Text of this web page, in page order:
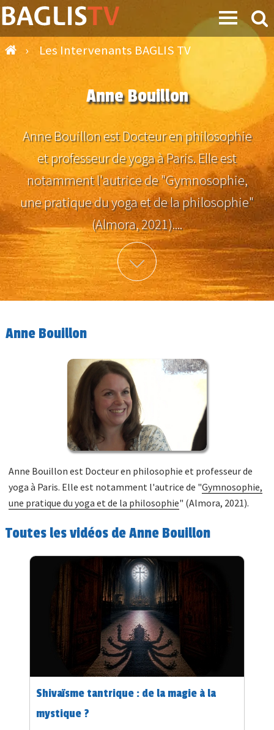
› Les Intervenants BAGLIS TV
Anne Bouillon
Anne Bouillon est Docteur en philosophie
et professeur de yoga à Paris. Elle est
notamment l'autrice de "Gymnosophie,
une pratique du yoga et de la philosophie"
(Almora, 2021)....
Plus d'info
Anne Bouillon
Anne Bouillon est Docteur en philosophie et professeur de
yoga à Paris. Elle est notamment l'autrice de "Gymnosophie,
une pratique du yoga et de la philosophie" (Almora, 2021).
Toutes les vidéos de Anne Bouillon
Shivaïsme tantrique : de la magie à la
mystique ?